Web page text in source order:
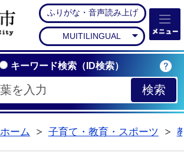
石岡市公式ホームペー
ふりがな・音声読み上げ
MUITILINGUAL
キーワード検索（ID検索）
ホーム
子育て・教育・スポーツ